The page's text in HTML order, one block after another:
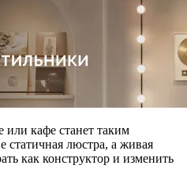
или кафе станет таким
люстра, а живая
как конструктор и изменить